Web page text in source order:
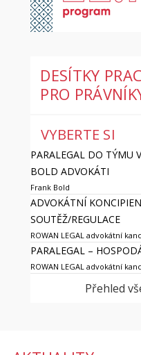
DESÍTKY
PRO
VYBERTE SI
PARALEGAL DO TÝMU
BOLD ADVOKÁTI
Frank Bold
ADVOKÁTNÍ
SOUTĚŽ/REGULACE
ROWAN LEGAL advokátní
PARALEGAL –
ROWAN LEGAL advokátní
Přehled